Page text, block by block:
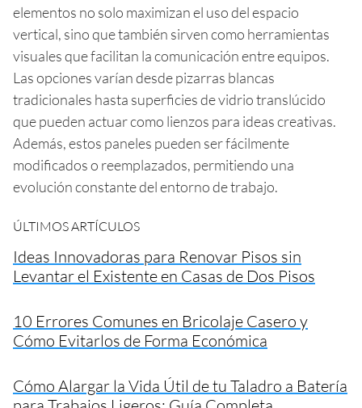
elementos no solo maximizan el uso del espacio
vertical, sino que también sirven como herramientas
visuales que facilitan la comunicación entre equipos.
Las opciones varían desde pizarras blancas
tradicionales hasta superficies de vidrio translúcido
que pueden actuar como lienzos para ideas creativas.
Además, estos paneles pueden ser fácilmente
modificados o reemplazados, permitiendo una
evolución constante del entorno de trabajo.
ÚLTIMOS ARTÍCULOS
Ideas Innovadoras para Renovar Pisos sin
Levantar el Existente en Casas de Dos Pisos
10 Errores Comunes en Bricolaje Casero y
Cómo Evitarlos de Forma Económica
Cómo Alargar la Vida Útil de tu Taladro a Batería